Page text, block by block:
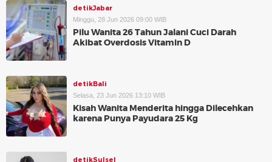
detikJabar
Minggu, 28 Jun 2026 09:00 WIB
Pilu Wanita 26 Tahun Jalani Cuci Darah
Akibat Overdosis Vitamin D
detikBali
Selasa, 23 Jun 2026 13:10 WIB
Kisah Wanita Menderita hingga Dilecehkan
karena Punya Payudara 25 Kg
detikSulsel